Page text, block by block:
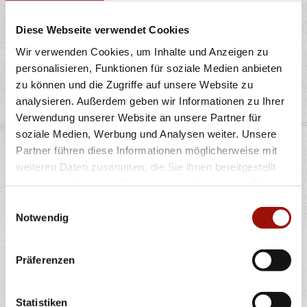
Diese Webseite verwendet Cookies
Wir verwenden Cookies, um Inhalte und Anzeigen zu
personalisieren, Funktionen für soziale Medien anbieten
zu können und die Zugriffe auf unsere Website zu
analysieren. Außerdem geben wir Informationen zu Ihrer
Verwendung unserer Website an unsere Partner für
soziale Medien, Werbung und Analysen weiter. Unsere
Partner führen diese Informationen möglicherweise mit
weiteren Daten zusammen, die Sie ihnen bereitgestellt
Notwendig
Präferenzen
Statistiken
einfach
9,90 €
Alle Preise in €. Alle Preise inkl. gesetzl. MwSt. Alle Angaben zu
Grammaturen oder Durchmessern, bspw. der Pizzen sind circa-
Angaben und können durch die Zubereitung geringfügig variieren.
Verwendete Abbildungen können von den tatsächlich gelieferten
finden Sie unter www.pizzamax.de/produktinformationen
** Informationen zu möglichen Spuren von Allergenen seitens unsere
Zusatzstoffe:
geschwärzt 7 - gewachst 8 - mit Phosphat/en (bei Fleischerzeugnissen)
9 - mit Süßungsmittel 10 - mit Süßungsmitteln 11 - mit (einer)